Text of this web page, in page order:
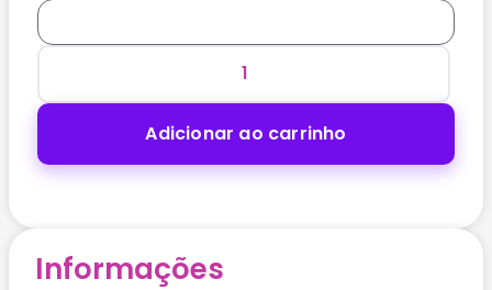
Adicionar ao carrinho
Informações